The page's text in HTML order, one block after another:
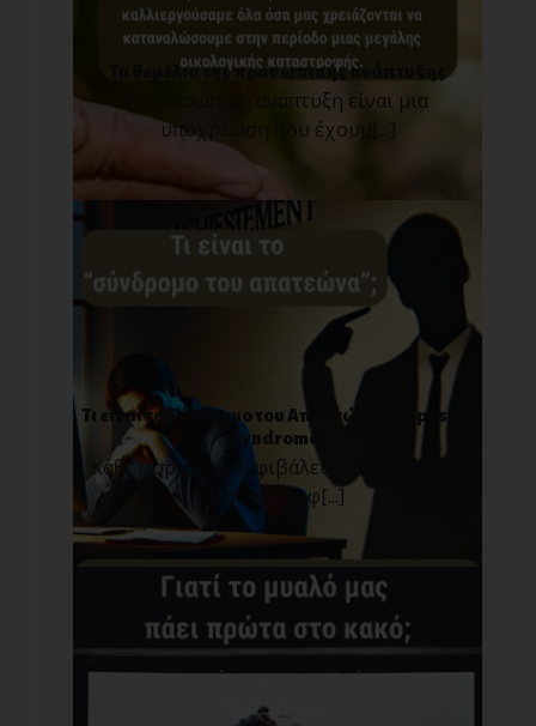
Τα θεμέλια της προσωπικής ανάπτυξης
Η προσωπική ανάπτυξη είναι μια
υποχρέωση που έχουμ[...]
Τι είναι το Σύνδρομο του Απατεώνα; (Impostor
Syndrome)
Κάθε φορά που αμφιβάλεις για τον εαυτό
σου και αμφ[...]